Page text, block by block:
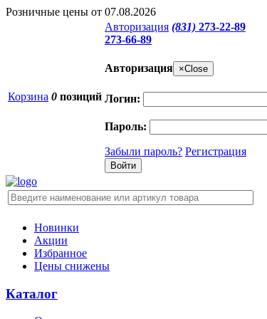
Розничные цены от 07.08.2026
Корзина 0 позиций
Авторизация (831) 273-22-89
273-66-89
Авторизация ×Close
Логин:
Пароль:
Забыли пароль? Регистрация
Новинки
Акции
Избранное
Цены снижены
Каталог